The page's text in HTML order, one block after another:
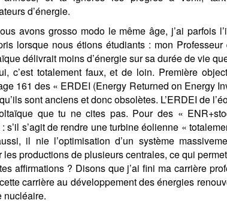
d’énergie.
avons grosso modo le même âge, j’ai parfois
lorsque nous étions étudiants : mon
délivrait moins d’énergie sur sa durée de vie
c’est totalement faux, et de loin. Première
161 des « ERDEI (Energy Returned on Energy
sont anciens et donc obsolètes. L’ERDEI de
que tu ne cites pas. Pour des «
s’il s’agit de rendre une turbine éolienne «
il nie l’optimisation d’un système
les productions de plusieurs centrales, ce qui
affirmations ? Disons que j’ai fini ma carrière
carrière au développement des énergies
nucléaire.